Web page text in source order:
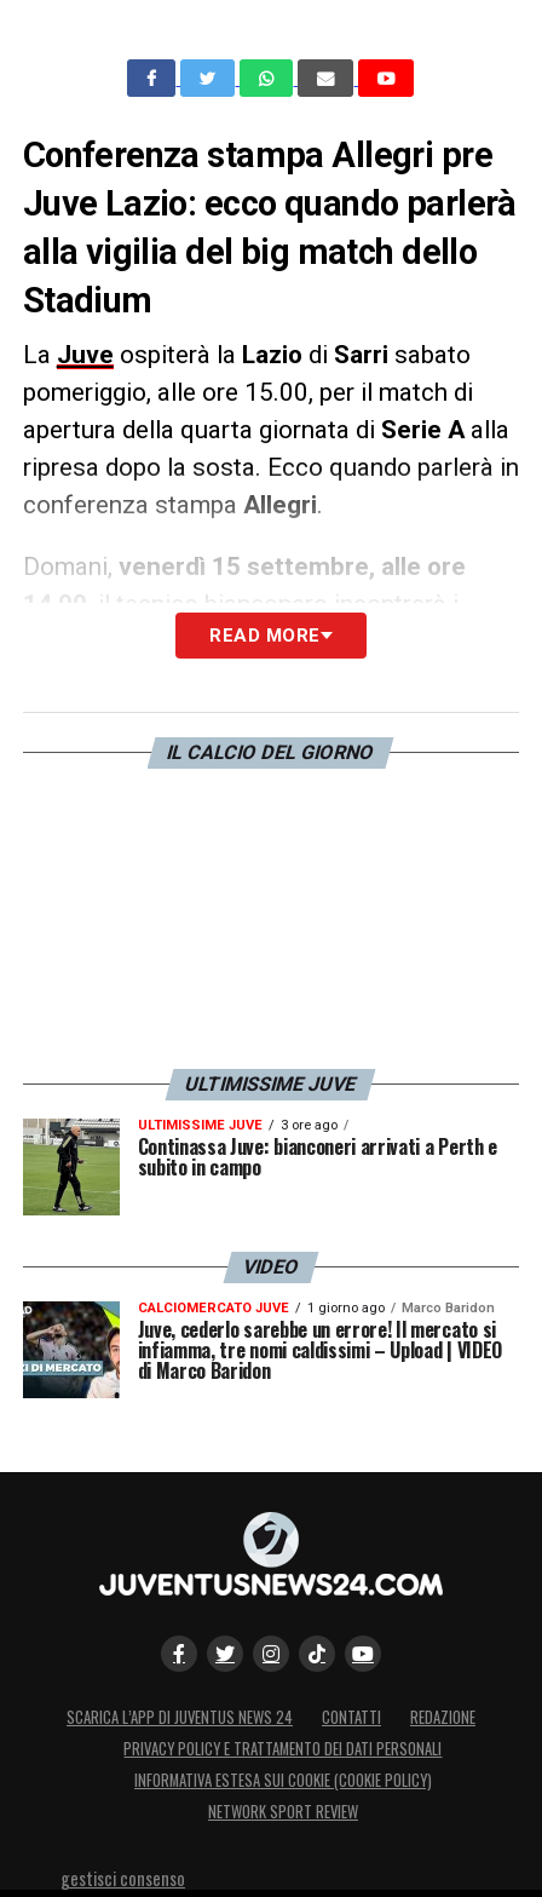
Conferenza stampa Allegri pre
Juve Lazio: ecco quando parlerà
alla vigilia del big match dello
Stadium
La Juve ospiterà la Lazio di Sarri sabato
pomeriggio, alle ore 15.00, per il match di
apertura della quarta giornata di Serie Aalla
ripresa dopo la sosta. Ecco quando parlerà in
conferenza stampa Allegri.
Domani, venerdì 15 settembre, alle ore
14.00 , il tecnico bianconero incontrerà i
media presso la sala conferenze dell’Allianz
LA PLAYLIST DELLE NOSTRE TOP NEWS
READ MORE
IL CALCIO DEL GIORNO
ULTIMISSIME JUVE
ULTIMISSIME JUVE 3 ore ago
Continassa Juve: bianconeri arrivati a Perth e
subito in campo
VIDEO
CALCIOMERCATO JUVE 1 giorno ago Marco Baridon
Juve, cederlo sarebbe un errore! Il mercato si
infiamma, tre nomi caldissimi – Upload | VIDEO
di Marco Baridon
SCARICA L’APP DI JUVENTUS NEWS 24 CONTATTI
REDAZIONE
PRIVACY POLICY E TRATTAMENTO DEI DATI PERSONALI
INFORMATIVA ESTESA SUI COOKIE (COOKIE POLICY)
NETWORK SPORT REVIEW
gestisci consenso